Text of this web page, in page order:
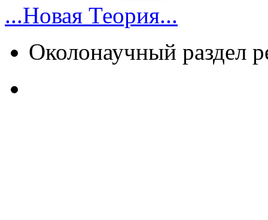
...Новая Теория...
Околонаучный раздел